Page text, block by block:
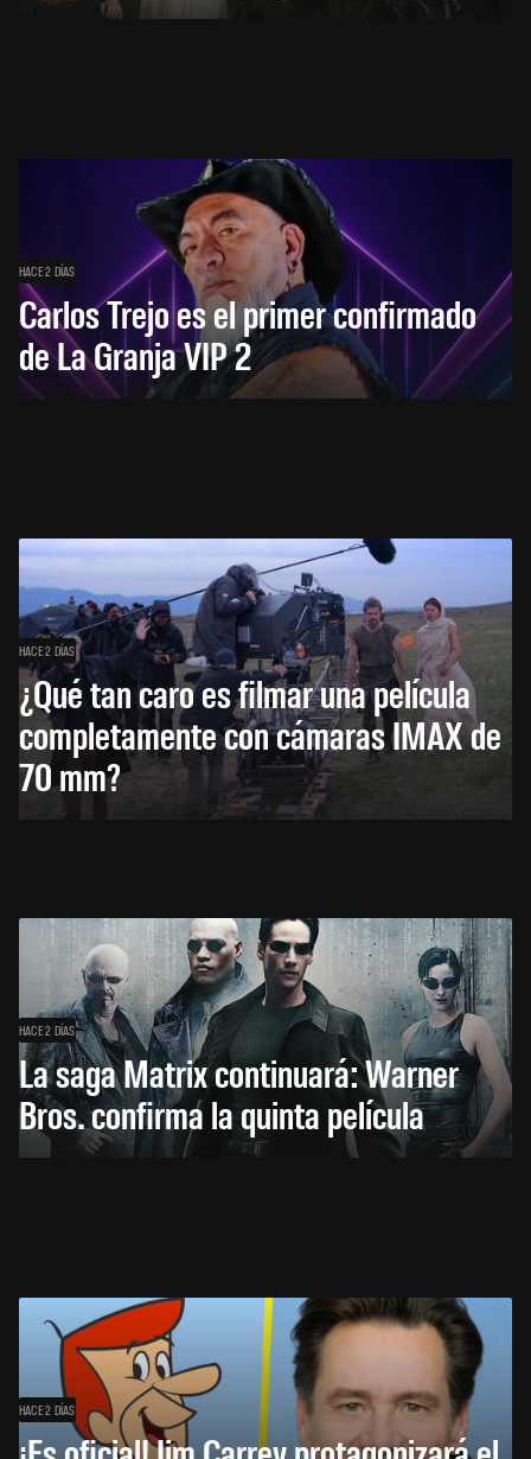
HACE 2 DÍAS
Carlos Trejo es el primer confirmado
de La Granja VIP 2
HACE 2 DÍAS
¿Qué tan caro es filmar una película
completamente con cámaras IMAX de
70 mm?
HACE 2 DÍAS
La saga Matrix continuará: Warner
Bros. confirma la quinta película
HACE 2 DÍAS